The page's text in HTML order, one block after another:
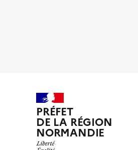
PRÉFET
DE LA RÉGION
NORMANDIE